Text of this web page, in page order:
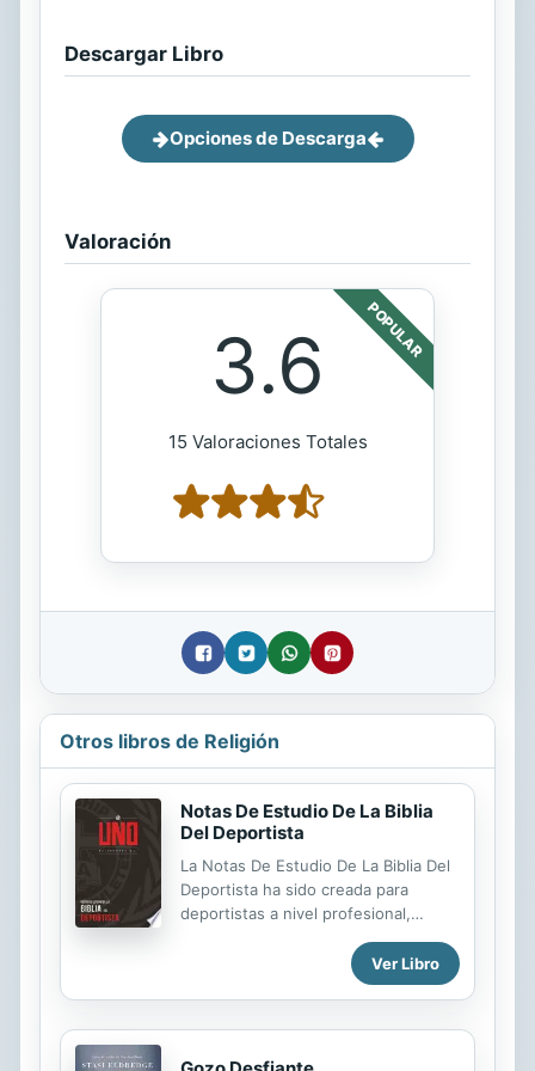
Descargar Libro
Opciones de Descarga
Valoración
POPULAR
3.6
15 Valoraciones Totales
Otros libros de Religión
Notas De Estudio De La Biblia
Del Deportista
La Notas De Estudio De La Biblia Del
Deportista ha sido creada para
deportistas a nivel profesional,
intermedio y en las categorías
juveniles. Incluye es 232 páginas de
repleta de sorprendentes
herramientas de estudio para
Ver Libro